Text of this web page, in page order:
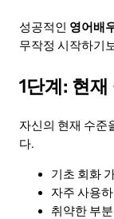
성공적인 영어배
무작정 시작하기
1단계: 현
자신의 현재 수준
다.
기초 회화
자주 사용
취약한 부